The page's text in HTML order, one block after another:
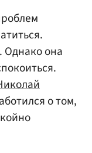
Однако она
о том,